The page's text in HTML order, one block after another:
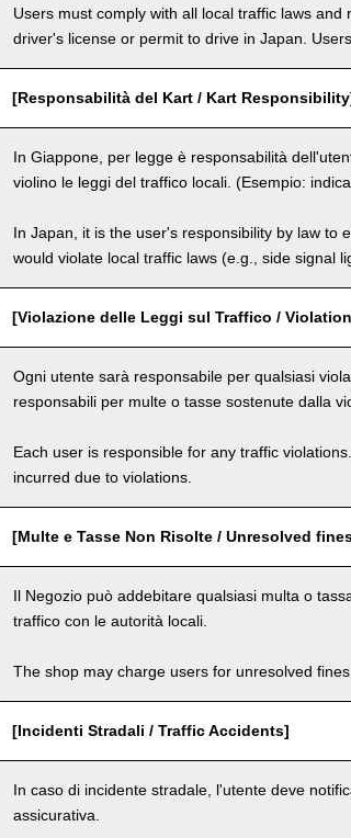
Users must comply with all local traffic laws
driver's license or permit to drive in Japan.
[Responsabilità del Kart / Kart
In Giappone, per legge è responsabilità
violino le leggi del traffico locali. (Esempio:
In Japan, it is the user's responsibility by law to
would violate local traffic laws (e.g., side signal
[Violazione delle Leggi sul Traffico /
Ogni utente sarà responsabile per qualsiasi
responsabili per multe o tasse sostenute dalla
Each user is responsible for any traffic
incurred due to violations.
[Multe e Tasse Non Risolte / Unresolved
Il Negozio può addebitare qualsiasi multa o
traffico con le autorità locali.
The shop may charge users for unresolved
[Incidenti Stradali / Traffic Accidents]
In caso di incidente stradale, l'utente deve
assicurativa.